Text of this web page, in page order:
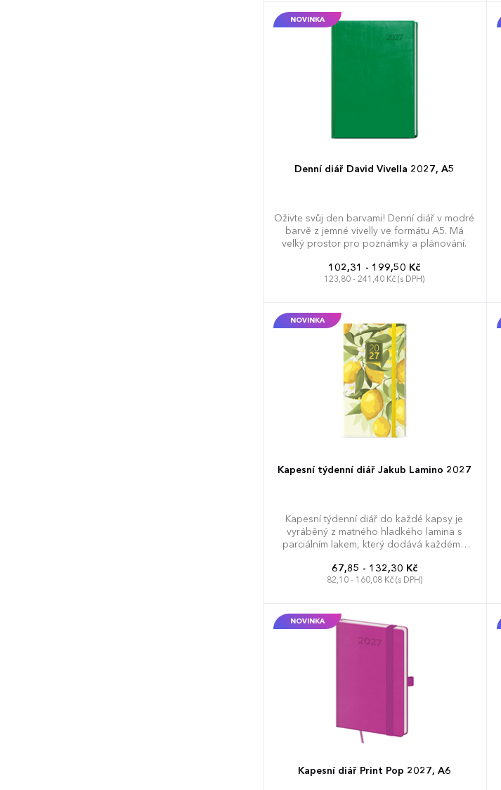
NOVINKA
Denní diář David Vivella 2027, A5
Oživte svůj den barvami! Denní diář v modré
barvě z jemné vivelly ve formátu A5. Má
velký prostor pro poznámky a plánování.
102,31 - 199,50 Kč
123,80 - 241,40 Kč (s DPH)
NOVINKA
Kapesní týdenní diář Jakub Lamino 2027
Kapesní týdenní diář do každé kapsy je
vyráběný z matného hladkého lamina s
parciálním lakem, který dodává každému
67,85 - 132,30 Kč
82,10 - 160,08 Kč (s DPH)
NOVINKA
Kapesní diář Print Pop 2027, A6